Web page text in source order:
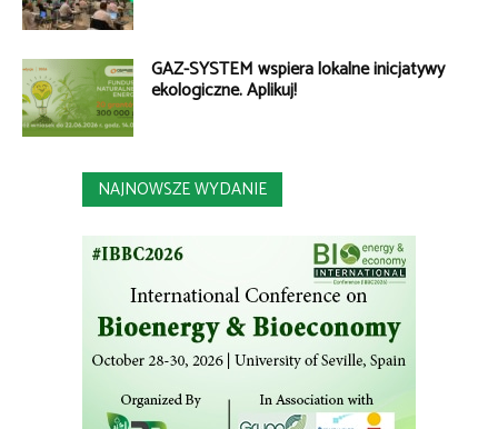
GAZ-SYSTEM wspiera lokalne inicjatywy
ekologiczne. Aplikuj!
NAJNOWSZE WYDANIE